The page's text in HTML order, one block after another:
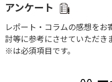
アンケート
レポート・コラムの感想を
討等に参考にさせていただき
※は必須項目です。